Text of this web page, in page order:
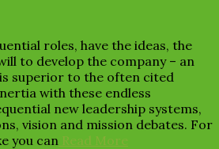
roles, have the ideas, the
to develop the company – an
superior to the often cited
with these endless
new leadership systems,
vision and mission debates. For
you can Read More